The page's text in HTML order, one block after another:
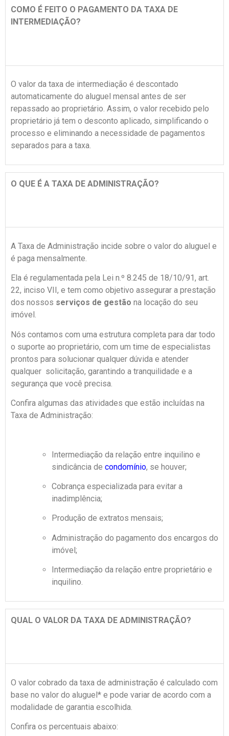
COMO É FEITO O PAGAMENTO DA TAXA DE
INTERMEDIAÇÃO?
O valor da taxa de intermediação é descontado
automaticamente do aluguel mensal antes de ser
repassado ao proprietário. Assim, o valor recebido pelo
proprietário já tem o desconto aplicado, simplificando o
processo e eliminando a necessidade de pagamentos
separados para a taxa.
O QUE É A TAXA DE ADMINISTRAÇÃO?
A Taxa de Administração incide sobre o valor do aluguel e
é paga mensalmente.
Ela é regulamentada pela Lei n.º 8.245 de 18/10/91, art.
22, inciso VII, e tem como objetivo assegurar a prestação
dos nossos serviços de gestão na locação do seu
imóvel.
Nós contamos com uma estrutura completa para dar todo
o suporte ao proprietário, com um time de especialistas
prontos para solucionar qualquer dúvida e atender
qualquer solicitação, garantindo a tranquilidade e a
segurança que você precisa.
Confira algumas das atividades que estão incluídas na
Taxa de Administração:
Intermediação da relação entre inquilino e
sindicância de condomínio, se houver;
Cobrança especializada para evitar a
inadimplência;
Produção de extratos mensais;
Administração do pagamento dos encargos do
imóvel;
Intermediação da relação entre proprietário e
inquilino.
QUAL O VALOR DA TAXA DE ADMINISTRAÇÃO?
O valor cobrado da taxa de administração é calculado com
base no valor do aluguel* e pode variar de acordo com a
modalidade de garantia escolhida.
Confira os percentuais abaixo: